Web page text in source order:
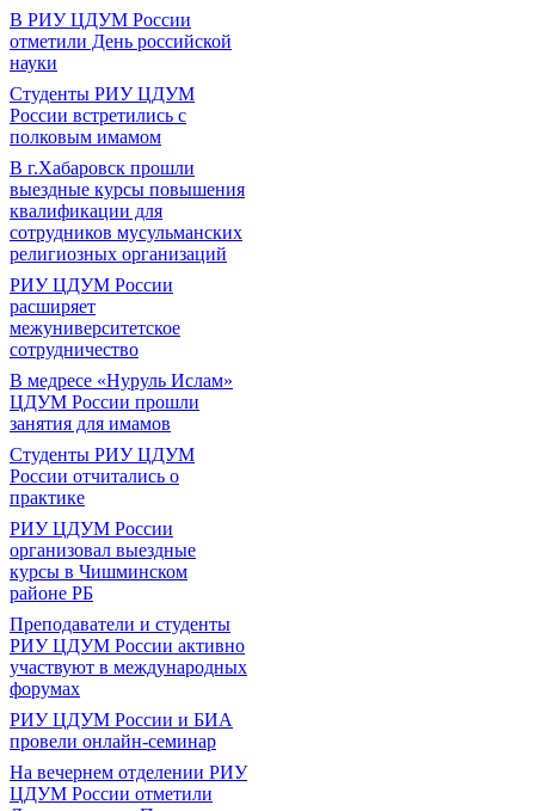
В РИУ ЦДУМ России
отметили День российской
науки
Студенты РИУ ЦДУМ
России встретились с
полковым имамом
В г.Хабаровск прошли
выездные курсы повышения
квалификации для
сотрудников мусульманских
религиозных организаций
РИУ ЦДУМ России
расширяет
межуниверситетское
сотрудничество
В медресе «Нуруль Ислам»
ЦДУМ России прошли
занятия для имамов
Студенты РИУ ЦДУМ
России отчитались о
практике
РИУ ЦДУМ России
организовал выездные
курсы в Чишминском
районе РБ
Преподаватели и студенты
РИУ ЦДУМ России активно
участвуют в международных
форумах
РИУ ЦДУМ России и БИА
провели онлайн-семинар
На вечернем отделении РИУ
ЦДУМ России отметили